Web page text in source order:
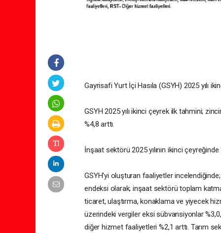
Gayrisafi Yurt İçi Hasıla (GSYH) 2025 yılı
GSYH 2025 yılı ikinci çeyrek ilk tahmini;
%4,8 arttı.
İnşaat sektörü 2025 yılının ikinci çeyreğinde
GSYH'yi oluşturan faaliyetler
endeksi olarak; inşaat sektörü toplam
ticaret, ulaştırma, konaklama ve yiyecek
üzerindeki vergiler eksi sübvansiyonlar
diğer hizmet faaliyetleri %2,1 arttı. Tarım